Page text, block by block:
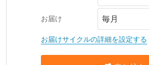
お届け
お届けサイクルの詳細を設定する